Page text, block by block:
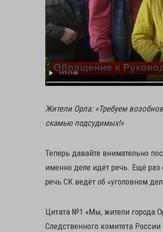
Жители Орла: «Требуем
скамью подсудимых!»
Теперь давайте внимательно
именно деле идёт речь. Ещё раз
речь СК ведёт об «уголовном
Цитата №1 «Мы, жители города
Следственного комитета